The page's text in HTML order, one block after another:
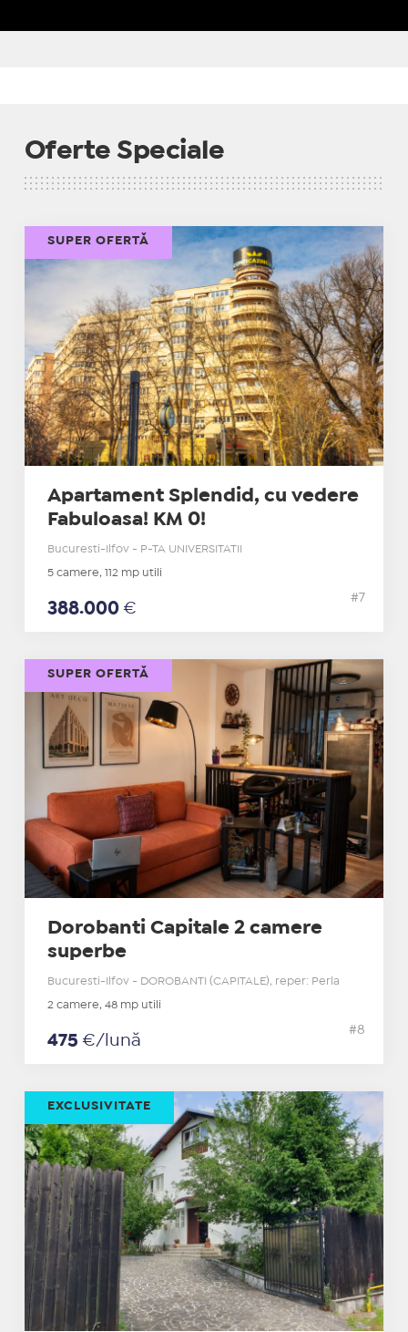
Oferte Speciale
Apartament Splendid, cu vedere
Fabuloasa! KM 0!
Bucuresti-Ilfov - P-TA UNIVERSITATII
5 camere, 112 mp utili
388.000 €
#7
SUPER OFERTĂ
Dorobanti Capitale 2 camere
superbe
Bucuresti-Ilfov - DOROBANTI (CAPITALE), reper: Perla
2 camere, 48 mp utili
475 €/lună
#8
SUPER OFERTĂ
EXCLUSIVITATE